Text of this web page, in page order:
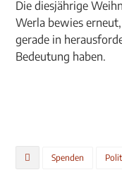
Die diesjährige
Werla bewies
gerade in
Bedeutung haben.
Spenden